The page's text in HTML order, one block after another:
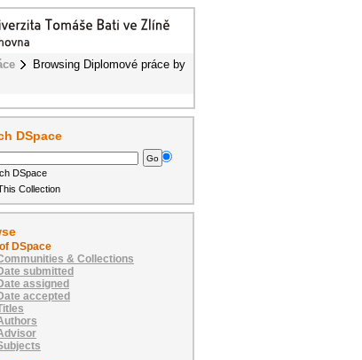
Browsing Diplomové práce by
DSpace
DSpace
Collection
DSpace
& Collections
submitted
assigned
accepted